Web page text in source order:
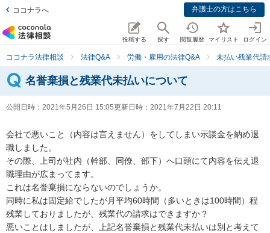
ココナラへ 弁護士の方はこちら
投稿する 探す 閲覧履歴 マイリスト ログイン
ココナラ法律相談 法律Q&A 労働・雇用の法律Q&A 未払い残業代請
名誉棄損と残業代未払いについて
公開日時： 2021年5月26日 15:05更新日時： 2021年7月22日 20:11
会社で悪いこと（内容は言えません）をしてしまい示談金を納め退
職しました。
その際、上司が社内（幹部、同僚、部下）へ口頭にて内容を伝え退
職理由が広まってます。
これは名誉棄損にならないのでしょうか。
同時に私は固定給でしたが月平均60時間（多いときは100時間）程
残業しておりましたが、残業代の請求はできますか？
悪いことはしましたが、上記名誉棄損と残業代未払いは別と考えて